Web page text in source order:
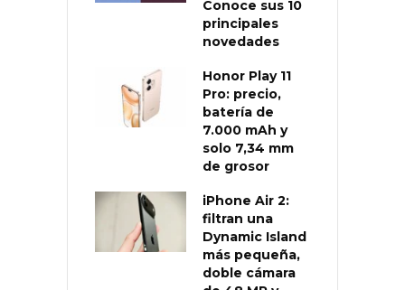
Conoce sus 10
principales
novedades
Honor Play 11
Pro: precio,
batería de
7.000 mAh y
solo 7,34 mm
de grosor
iPhone Air 2:
filtran una
Dynamic Island
más pequeña,
doble cámara